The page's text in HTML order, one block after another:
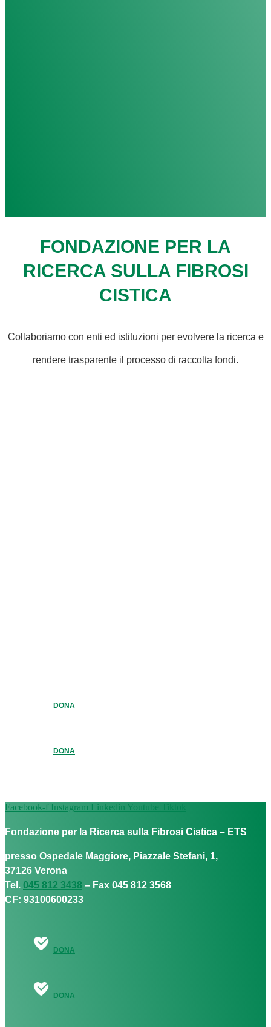
FONDAZIONE PER LA
RICERCA SULLA FIBROSI
CISTICA
Collaboriamo con enti ed istituzioni per evolvere la ricerca e
rendere trasparente il processo di raccolta fondi.
DONA
DONA
Facebook-f Instagram Linkedin Youtube Tiktok
Fondazione per la Ricerca sulla Fibrosi Cistica – ETS
presso Ospedale Maggiore, Piazzale Stefani, 1,
37126 Verona
Tel. 045 812 3438 – Fax 045 812 3568
CF: 93100600233
DONA
DONA